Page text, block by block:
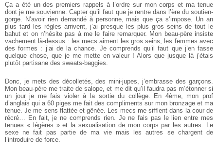
Ça a été un des premiers rappels à l’ordre sur mon corps et ma tenue
dont je me souvienne. Capter qu’il faut que je rentre dans l’ère du soutien-
gorge. N’avoir rien demandé à personne, mais que ça s’impose. Un an
plus tard les règles arrivent, j’ai presque les plus gros seins de tout le
bahut et on n’hésite pas à me le faire remarquer. Mon beau-père insiste
vachement là-dessus : les mecs aiment les gros seins, les femmes avec
des formes : j’ai de la chance. Je comprends qu’il faut que j’en fasse
quelque chose, que je me mette en valeur ! Alors que jusque là j’étais
plutôt partisane des sweats-baggies.
Donc, je mets des décolletés, des mini-jupes, j’embrasse des garçons.
Mon beau-père me traite de salope, et me dit qu’il faudra pas m’étonner si
un jour je me fais violer à la sortie du collège. En 4ème, mon prof
d’anglais qui a 60 piges me fait des compliments sur mon bronzage et ma
tenue. Je me sens flattée et gênée. Les mecs me sifflent dans la cour de
récré… En fait, je ne comprends rien. Je ne fais pas le lien entre mes
tenues « légères » et la sexualisation de mon corps par les autres. Le
sexe ne fait pas partie de ma vie mais les autres se chargent de
l’introduire de force.